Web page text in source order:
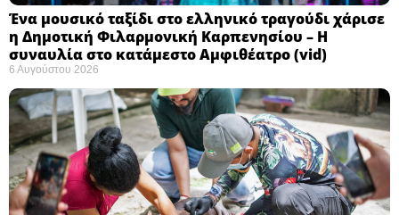
Ένα μουσικό ταξίδι στο ελληνικό τραγούδι χάρισε
η Δημοτική Φιλαρμονική Καρπενησίου – Η
συναυλία στο κατάμεστο Αμφιθέατρο (vid)
6 Αυγούστου 2026